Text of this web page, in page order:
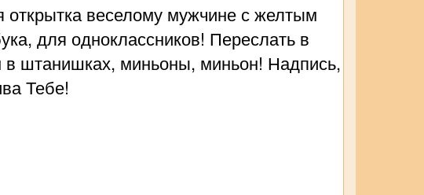
веселому мужчине с желтым
для одноклассников! Переслать в
в штанишках, миньоны, миньон! Надпись,
Тебе!